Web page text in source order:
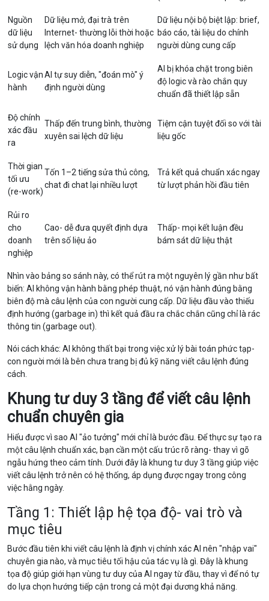
Nguồn
dữ liệu
sử dụng
Dữ liệu mở, đại trà trên
Internet- thường lỗi thời hoặc
lệch văn hóa doanh nghiệp
Dữ liệu nội bộ biệt lập: brief,
báo cáo, tài liệu do chính
người dùng cung cấp
Logic vận
hành
AI tự suy diễn, "đoán mò" ý
định người dùng
AI bị khóa chặt trong biên
độ logic và rào chắn quy
chuẩn đã thiết lập sẵn
Độ chính
xác đầu
ra
Thấp đến trung bình, thường
xuyên sai lệch dữ liệu
Tiệm cận tuyệt đối so với tài
liệu gốc
Thời gian
tối ưu
(re-work)
Tốn 1–2 tiếng sửa thủ công,
chat đi chat lại nhiều lượt
Trả kết quả chuẩn xác ngay
từ lượt phản hồi đầu tiên
Rủi ro
cho
doanh
nghiệp
Cao- dễ đưa quyết định dựa
trên số liệu ảo
Thấp- mọi kết luận đều
bám sát dữ liệu thật
Nhìn vào bảng so sánh này, có thể rút ra một nguyên lý gần như bất
biến: AI không vận hành bằng phép thuật, nó vận hành đúng bằng
biên độ mà câu lệnh của con người cung cấp. Dữ liệu đầu vào thiếu
định hướng (garbage in) thì kết quả đầu ra chắc chắn cũng chỉ là rác
thông tin (garbage out).
Nói cách khác: AI không thất bại trong việc xử lý bài toán phức tạp-
con người mới là bên chưa trang bị đủ kỹ năng viết câu lệnh đúng
cách.
Khung tư duy 3 tầng để viết câu lệnh
chuẩn chuyên gia
Hiểu được vì sao AI "ảo tưởng" mới chỉ là bước đầu. Để thực sự tạo ra
một câu lệnh chuẩn xác, bạn cần một cấu trúc rõ ràng- thay vì gõ
ngẫu hứng theo cảm tính. Dưới đây là khung tư duy 3 tầng giúp việc
viết câu lệnh trở nên có hệ thống, áp dụng được ngay trong công
việc hằng ngày.
Tầng 1: Thiết lập hệ tọa độ- vai trò và
mục tiêu
Bước đầu tiên khi viết câu lệnh là định vị chính xác AI nên "nhập vai"
chuyên gia nào, và mục tiêu tối hậu của tác vụ là gì. Đây là khung
tọa độ giúp giới hạn vùng tư duy của AI ngay từ đầu, thay vì để nó tự
do lựa chọn hướng tiếp cận trong cả một đại dương khả năng.